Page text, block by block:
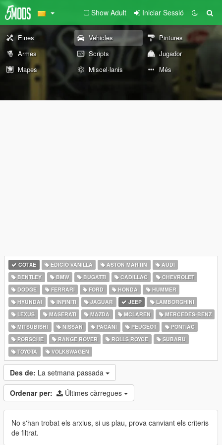
Show Adult Iniciar Sessió
Eines Vehicles
Pintures
Armes
Scripts
Jugador
Mapes
Miscel·lanis Més
COTXE EDICIÓ VANILLA ASTON MARTIN
AUDI
BENTLEY
BMW BUGATTI CADILLAC
CHEVROLET
DODGE
FERRARI FORD HONDA
HUMMER
HYUNDAI
INFINITI JAGUAR JEEP
LAMBORGHINI
LEXUS
MASERATI MAZDA MCLAREN
MERCEDES-BENZ
MITSUBISHI
NISSAN PAGANI PEUGEOT
PONTIAC
PORSCHE
RANGE ROVER ROLLS ROYCE
SUBARU
TOYOTA
VOLKSWAGEN
Des de: La setmana passada
Ordenar per: Últimes càrregues
No s'han trobat els arxius, si us plau, prova canviant els criteris
de filtrat.